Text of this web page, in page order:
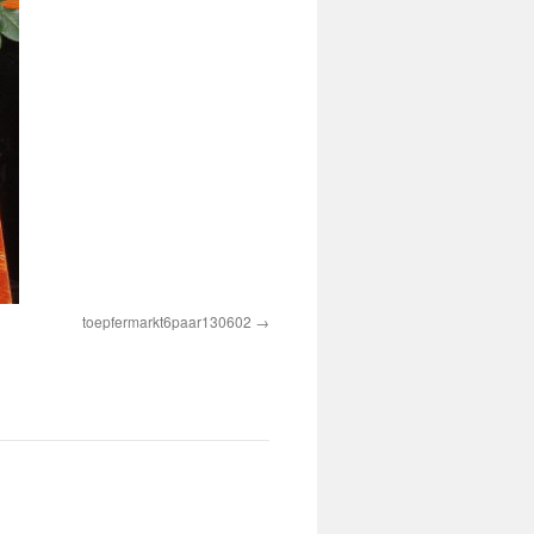
toepfermarkt6paar130602